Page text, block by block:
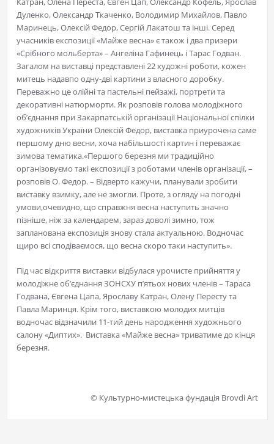
Дуленко, Олександр Ткаченко, Володимир Михайлов, Павло
Маринець, Олексій Федор, Сергій Лакатош та інші. Серед
учасників експозиції «Майже весна» є також і два призери
«Срібного мольберта» – Ангеліна Гафинець і Тарас Годван.
Загалом на виставці представлені 22 художні роботи, кожен
митець надавпо одну-дві картини з власного доробку.
Переважно це олійні та пастельні пейзажі, портрети та
декоративні натюрморти. Як розповів голова молодіжного
об’єднання при Закарпатській організації Національної спілки
художників України Олексій Федор, виставка приурочена саме
першому дню весни, хоча набільшості картин і переважає
зимова тематика.«Першого березня ми традиційно
організовуємо такі експозиції з роботами членів організації, –
розповів О. Федор. – Відверто кажучи, планували зробити
виставку взимку, але не змогли. Проте, з огляду на погодні
умови,очевидно, що справжня весна наступить значно
пізніше, ніж за календарем, зараз доволі зимно, тож
запланована експозиція знову стала актуальною. Водночас
щиро всі сподіваємося, що весна скоро таки наступить».
Під час відкриття виставки відбулася урочисте прийняття у
молодіжне об’єднання ЗОНСХУ п’ятьох нових членів – Тараса
Годвана, Євгена Цапа, Ярославу Катран, Олену Пересту та
Павла Маринця. Крім того, виставкою молодих митців
водночас відзначили 11-тий день народження художнього
салону «Диптих». Виставка «Майже весна» триватиме до кінця
березня.
© Культурно-мистецька фундація Brovdi Art